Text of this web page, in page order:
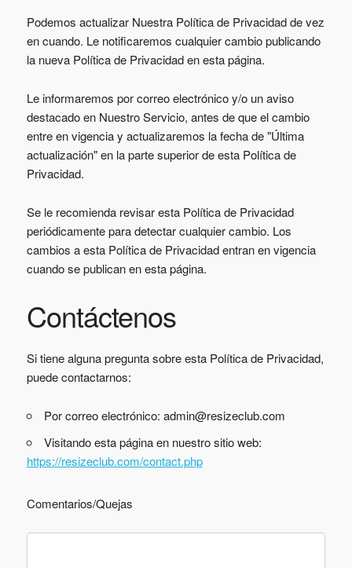
Podemos actualizar Nuestra Política de Privacidad de vez
en cuando. Le notificaremos cualquier cambio publicando
la nueva Política de Privacidad en esta página.
Le informaremos por correo electrónico y/o un aviso
destacado en Nuestro Servicio, antes de que el cambio
entre en vigencia y actualizaremos la fecha de "Última
actualización" en la parte superior de esta Política de
Privacidad.
Se le recomienda revisar esta Política de Privacidad
periódicamente para detectar cualquier cambio. Los
cambios a esta Política de Privacidad entran en vigencia
cuando se publican en esta página.
Contáctenos
Si tiene alguna pregunta sobre esta Política de Privacidad,
puede contactarnos:
Por correo electrónico: admin@resizeclub.com
Visitando esta página en nuestro sitio web:
https://resizeclub.com/contact.php
Comentarios/Quejas